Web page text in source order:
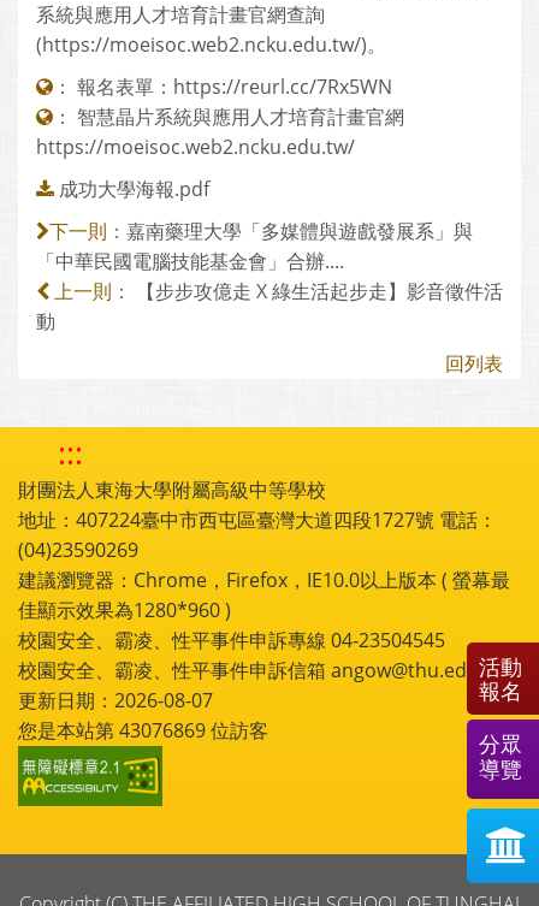
系統與應用人才培育計畫官網查詢
(https://moeisoc.web2.ncku.edu.tw/)。
： 報名表單：https://reurl.cc/7Rx5WN
： 智慧晶片系統與應用人才培育計畫官網
https://moeisoc.web2.ncku.edu.tw/
成功大學海報.pdf
下一則： 嘉南藥理大學「多媒體與遊戲發展系」與
「中華民國電腦技能基金會」合辦....
上一則：
【步步攻億走 X 綠生活起步走】影音徵件活
動
回列表
:::
財團法人東海大學附屬高級中等學校
地址：407224臺中市西屯區臺灣大道四段1727號 電話：
(04)23590269
建議瀏覽器：Chrome，Firefox，IE10.0以上版本 ( 螢幕最
佳顯示效果為1280*960 )
校園安全、霸凌、性平事件申訴專線 04-23504545
校園安全、霸凌、性平事件申訴信箱 angow@thu.edu.tw
更新日期：2026-08-07
您是本站第43076869位訪客
活動
報名
分眾
導覽